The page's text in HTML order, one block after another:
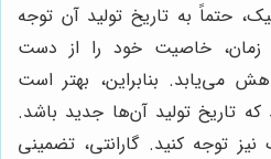
حتماً به تاریخ تولید آن توجه
زمان، خاصیت خود را از دست
می‌یابد. بنابراین، بهتر است
که تاریخ تولید آن‌ها جدید باشد.
توجه کنید. گارانتی، تضمینی